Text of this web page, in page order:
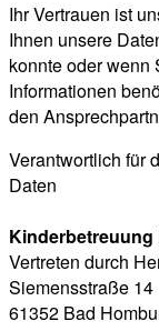
Ihr Vertrauen ist
Ihnen unsere
konnte oder wenn
Informationen
den
Verantwortlich für
Daten
Kinderbetreuung
Vertreten durch
Siemensstraße 14
61352 Bad